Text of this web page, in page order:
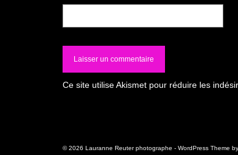
Ce site utilise Akismet pour réduire les
© 2026 Lauranne Reuter photographe - WordPress Theme by